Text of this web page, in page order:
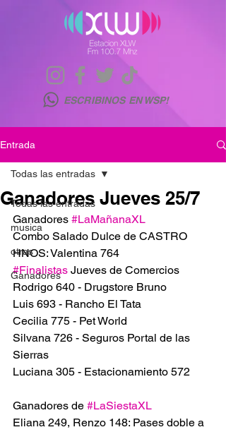
ESCRIBINOS EN WSP!
Entrada
Todas las entradas
musica
otras
Ganadores
Todas las entradas
Ganadores Jueves 25/7
Ganadores #LaMañanaXL
Combo Salado Dulce de CASTRO
HNOS: Valentina 764
#Finalistas Jueves de Comercios
Rodrigo 640 - Drugstore Bruno
Luis 693 - Rancho El Tata
Cecilia 775 - Pet World
Silvana 726 - Seguros Portal de las
Sierras
Luciana 305 - Estacionamiento 572
Ganadores de #LaSiestaXL
Eliana 249, Renzo 148: Pases doble a